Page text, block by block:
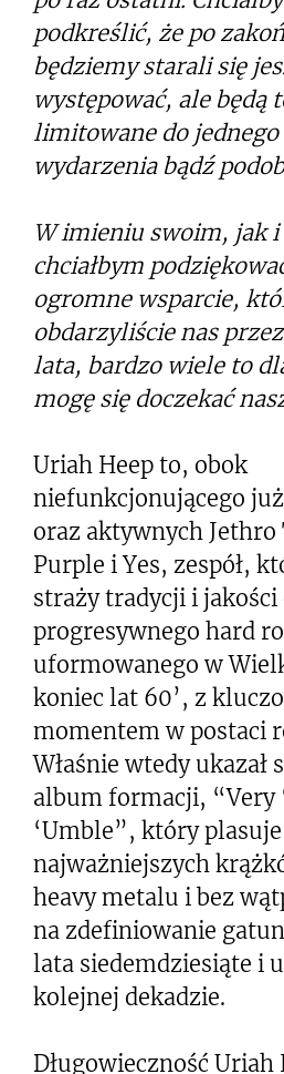
podkreślić, że po
będziemy starali się
występować, ale będą
limitowane do
wydarzenia bądź
W imieniu swoim, jak i
chciałbym
ogromne wsparcie,
obdarzyliście nas
lata, bardzo wiele to
mogę się doczekać
Uriah Heep to, obok
niefunkcjonującego
oraz aktywnych
Purple i Yes, zespół,
straży tradycji i
progresywnego hard
uformowanego w
koniec lat 60’, z
momentem w postaci
Właśnie wtedy ukazał
album formacji, “Very
‘Umble”, który plasuje
najważniejszych
heavy metalu i bez
na zdefiniowanie
lata siedemdziesiąte i
kolejnej dekadzie.
Długowieczność Uriah